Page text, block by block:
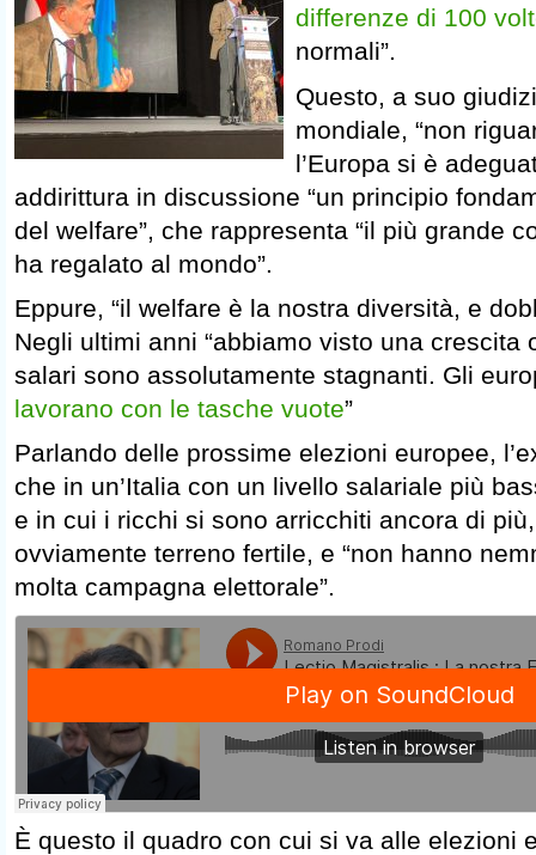
differenze di 100
normali”.
Questo, a suo
mondiale, “non
l’Europa si è
addirittura in discussione “un principio
del welfare”, che rappresenta “il più grande
ha regalato al mondo”.
Eppure, “il welfare è la nostra diversità, e
Negli ultimi anni “abbiamo visto una crescita
salari sono assolutamente stagnanti. Gli
lavorano con le tasche vuote”
Parlando delle prossime elezioni europee,
che in un’Italia con un livello salariale più
e in cui i ricchi si sono arricchiti ancora di
ovviamente terreno fertile, e “non hanno
molta campagna elettorale”.
È questo il quadro con cui si va alle elezioni